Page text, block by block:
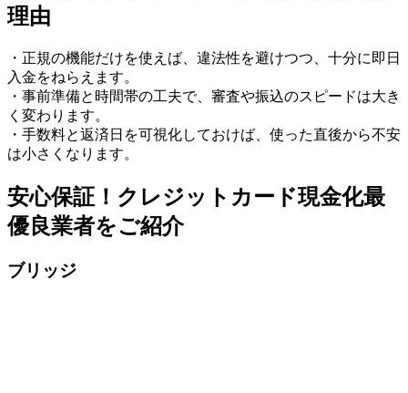
理由
・正規の機能だけを使えば、違法性を避けつつ、十分に即日
入金をねらえます。
・事前準備と時間帯の工夫で、審査や振込のスピードは大き
く変わります。
・手数料と返済日を可視化しておけば、使った直後から不安
は小さくなります。
安心保証！クレジットカード現金化最
優良業者をご紹介
ブリッジ